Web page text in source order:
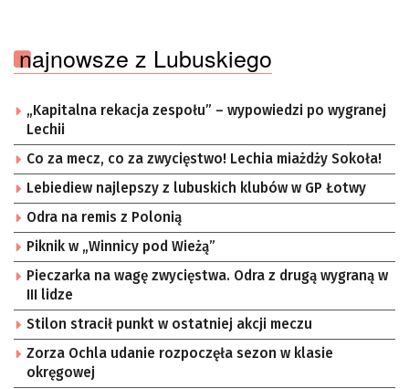
najnowsze z Lubuskiego
„Kapitalna rekacja zespołu” – wypowiedzi po wygranej
Lechii
Co za mecz, co za zwycięstwo! Lechia miażdży Sokoła!
Lebiediew najlepszy z lubuskich klubów w GP Łotwy
Odra na remis z Polonią
Piknik w „Winnicy pod Wieżą”
Pieczarka na wagę zwycięstwa. Odra z drugą wygraną w
III lidze
Stilon stracił punkt w ostatniej akcji meczu
Zorza Ochla udanie rozpoczęła sezon w klasie
okręgowej